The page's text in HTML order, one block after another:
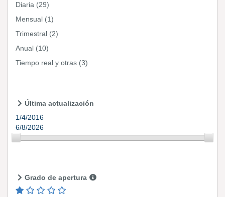
Diaria (29)
Mensual (1)
Trimestral (2)
Anual (10)
Tiempo real y otras (3)
Última actualización
1/4/2016
6/8/2026
Grado de apertura